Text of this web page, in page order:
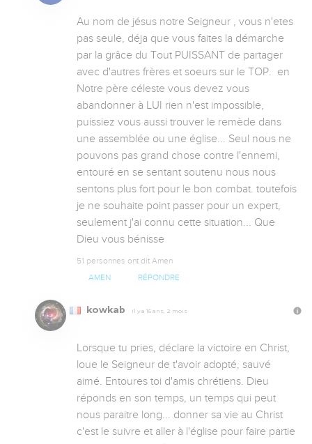
Au nom de jésus notre Seigneur , vous n'etes
pas seule, déja que vous faites la démarche
par la grâce du Tout PUISSANT de partager
avec d'autres frères et soeurs sur le TOP.  en
Notre père céleste vous devez vous
abandonner à LUI rien n'est impossible,
puissiez vous aussi trouver le remède dans
une assemblée ou une église... Seul nous ne
pouvons pas grand chose contre l'ennemi,
entouré en se sentant soutenu nous nous
sentons plus fort pour le bon combat. toutefois
je ne souhaite point passer pour un expert,
seulement j'ai connu cette situation... Que
Dieu vous bénisse
51 personnes ont dit Amen
AMEN RÉPONDRE
kowkab Il y a 15 ans, 2 mois
Lorsque tu pries, déclare la victoire en Christ,
loue le Seigneur de t'avoir adopté, sauvé
aimé. Entoures toi d'amis chrétiens. Dieu
réponds en son temps, un temps qui peut
nous paraitre long... donner sa vie au Christ
c'est le suivre et aller à l'église pour faire partie